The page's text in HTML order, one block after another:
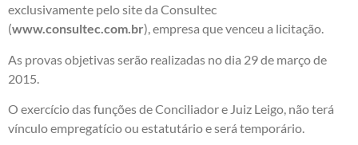
exclusivamente pelo site da Consultec
(www.consultec.com.br), empresa que venceu a licitação.
As provas objetivas serão realizadas no dia 29 de março de
2015.
O exercício das funções de Conciliador e Juiz Leigo, não terá
vínculo empregatício ou estatutário e será temporário.